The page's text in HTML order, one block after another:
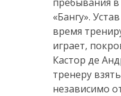
«Бангу».
время
играет,
Кастор де
тренеру
независимо